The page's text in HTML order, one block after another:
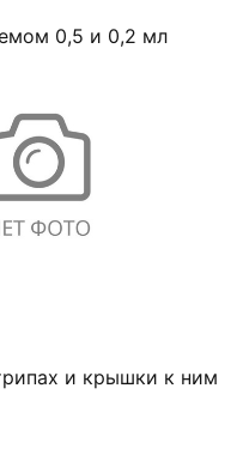
0,5 и 0,2 мл
и крышки к ним